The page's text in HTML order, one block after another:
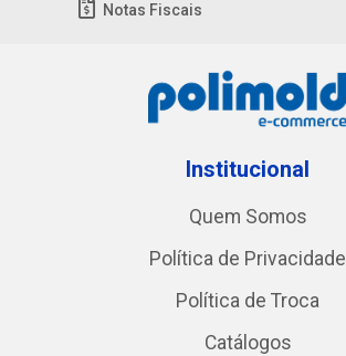
Notas Fiscais
Institucional
Quem Somos
Política de Privacidade
Política de Troca
Catálogos